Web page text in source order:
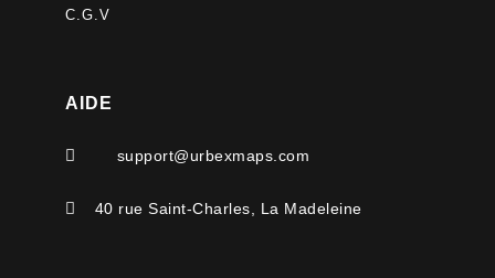
C.G.V
AIDE
 support@urbexmaps.com
 40 rue Saint-Charles, La Madeleine